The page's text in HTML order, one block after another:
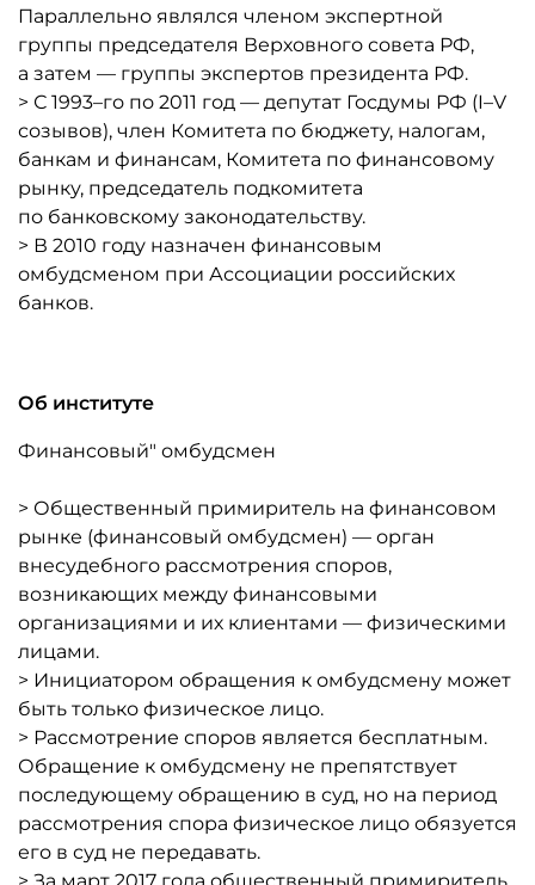
Параллельно являлся членом экспертной
группы председателя Верховного совета РФ,
а затем — группы экспертов президента РФ.
> С 1993–го по 2011 год — депутат Госдумы РФ (I–V
созывов), член Комитета по бюджету, налогам,
банкам и финансам, Комитета по финансовому
рынку, председатель подкомитета
по банковскому законодательству.
> В 2010 году назначен финансовым
омбудсменом при Ассоциации российских
банков.
Об институте
Финансовый" омбудсмен
> Общественный примиритель на финансовом
рынке (финансовый омбудсмен) — орган
внесудебного рассмотрения споров,
возникающих между финансовыми
организациями и их клиентами — физическими
лицами.
> Инициатором обращения к омбудсмену может
быть только физическое лицо.
> Рассмотрение споров является бесплатным.
Обращение к омбудсмену не препятствует
последующему обращению в суд, но на период
рассмотрения спора физическое лицо обязуется
его в суд не передавать.